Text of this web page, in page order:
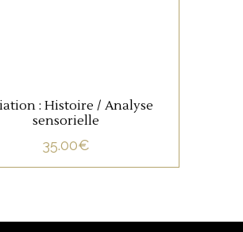
: Histoire / Analyse
sensorielle
35.00€